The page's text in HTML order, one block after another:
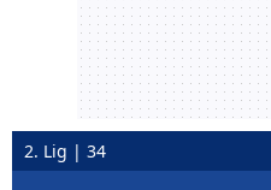
2. Lig | 34